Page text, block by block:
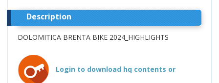
Description
DOLOMITICA BRENTA BIKE 2024_HIGHLIGHTS
Login to download hq contents or